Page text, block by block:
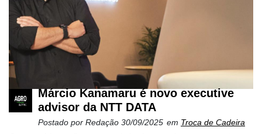
Márcio Kanamaru é novo executive
advisor da NTT DATA
Postado por Redação 30/09/2025 em Troca de Cadeira